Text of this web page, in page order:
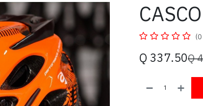
Q 337.50Q